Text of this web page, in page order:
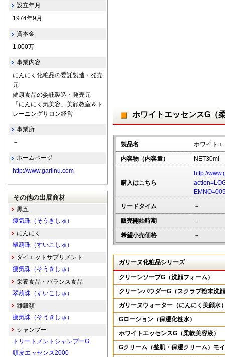
ホワイトエッセンスG（
製品名 ホワイト
内容物（内容量） NET30ml
購入はこちら
http://
リードタイム －
販売開始時期 －
希望小売価格 －
ガリーヌ化粧品シリーズ
クリーンソープG（洗顔フォーム）
クリーンパウダーG（スクラブ粉末洗
ガリーヌウォーター（にんにく美顔水
Gローション（保湿化粧水）
ホワイトエッセンスG（柔軟美容液）
Gクリーム（整肌・保湿クリーム）モ
設立年月
1974年9月
資本金
1,000万
事業内容
にんにく化粧品の委託製造・発売
元
健康食品の委託製造・発売元
「にんにく気美容」美顔教室＆ト
レーニングサロン経営
事業所
－
ホームページ
http://www.garlinu.com
その他の出展商材
黒五
痩気珠（そうきしゅ）
にんにく
翠葫珠（すいこしゅ）
ダイエットサプリメント
痩気珠（そうきしゅ）
栄養食品・バランス食品
翠葫珠（すいこしゅ）
雑穀類
痩気珠（そうきしゅ）
シャンプー
トリートメントシャンプーG
頭皮エッセンス2000